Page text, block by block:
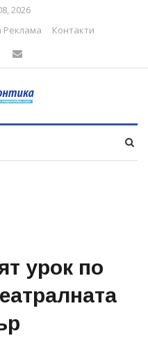
2026
Реклама Контакти
урок по